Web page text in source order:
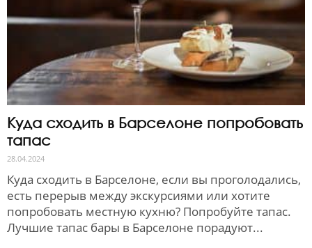
Куда сходить в Барселоне попробовать
тапас
28.04.2024
Куда сходить в Барселоне, если вы проголодались,
есть перерыв между экскурсиями или хотите
попробовать местную кухню? Попробуйте тапас.
Лучшие тапас бары в Барселоне порадуют...